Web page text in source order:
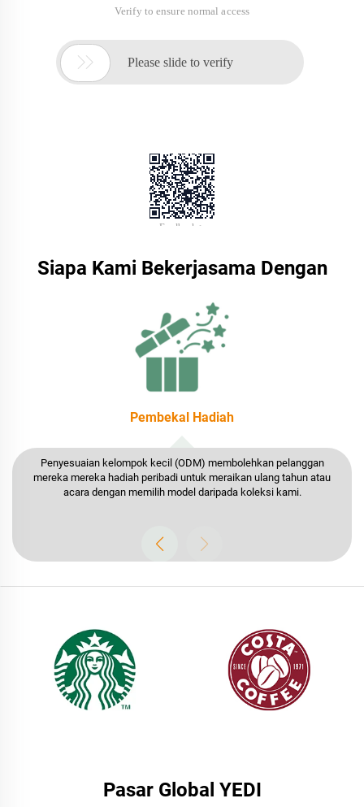
Siapa Kami Bekerjasama Dengan
Jenama DTC
Reka botol tumbler unik dan bina jenama menggunakan
penyelesaian OEM YEDI untuk mengubah konsep anda menjadi
kenyataan.
Pasar Global YEDI